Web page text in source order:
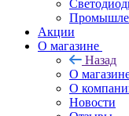
Акции
О магазине
Назад
О
О
Новости